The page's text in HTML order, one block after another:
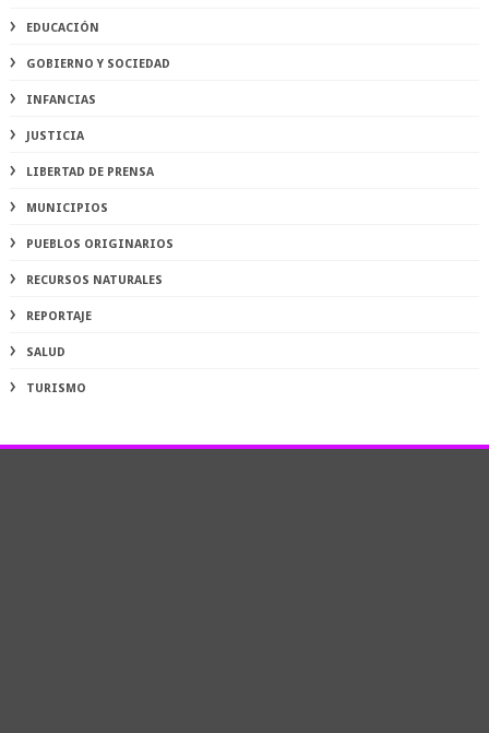
EDUCACIÓN
GOBIERNO Y SOCIEDAD
INFANCIAS
JUSTICIA
LIBERTAD DE PRENSA
MUNICIPIOS
PUEBLOS ORIGINARIOS
RECURSOS NATURALES
REPORTAJE
SALUD
TURISMO